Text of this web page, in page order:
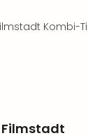
Kombi-
Filmstadt